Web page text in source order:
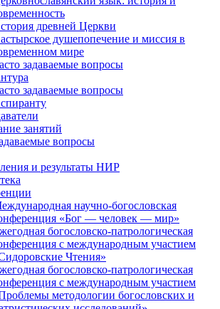
древней Церкви
душепопечение и миссия в
мире
задаваемые вопросы
задаваемые вопросы
занятий
вопросы
и результаты НИР
научно-богословская
«Бог — человек — мир»
богословско-патрологическая
с международным участием
Чтения»
богословско-патрологическая
с международным участием
методологии богословских и